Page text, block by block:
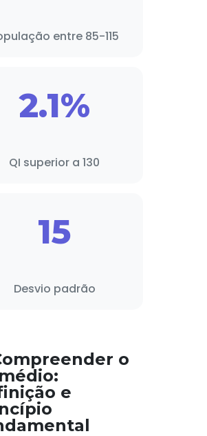
entre 85-115
2.1%
QI superior a 130
15
Desvio padrão
o
e